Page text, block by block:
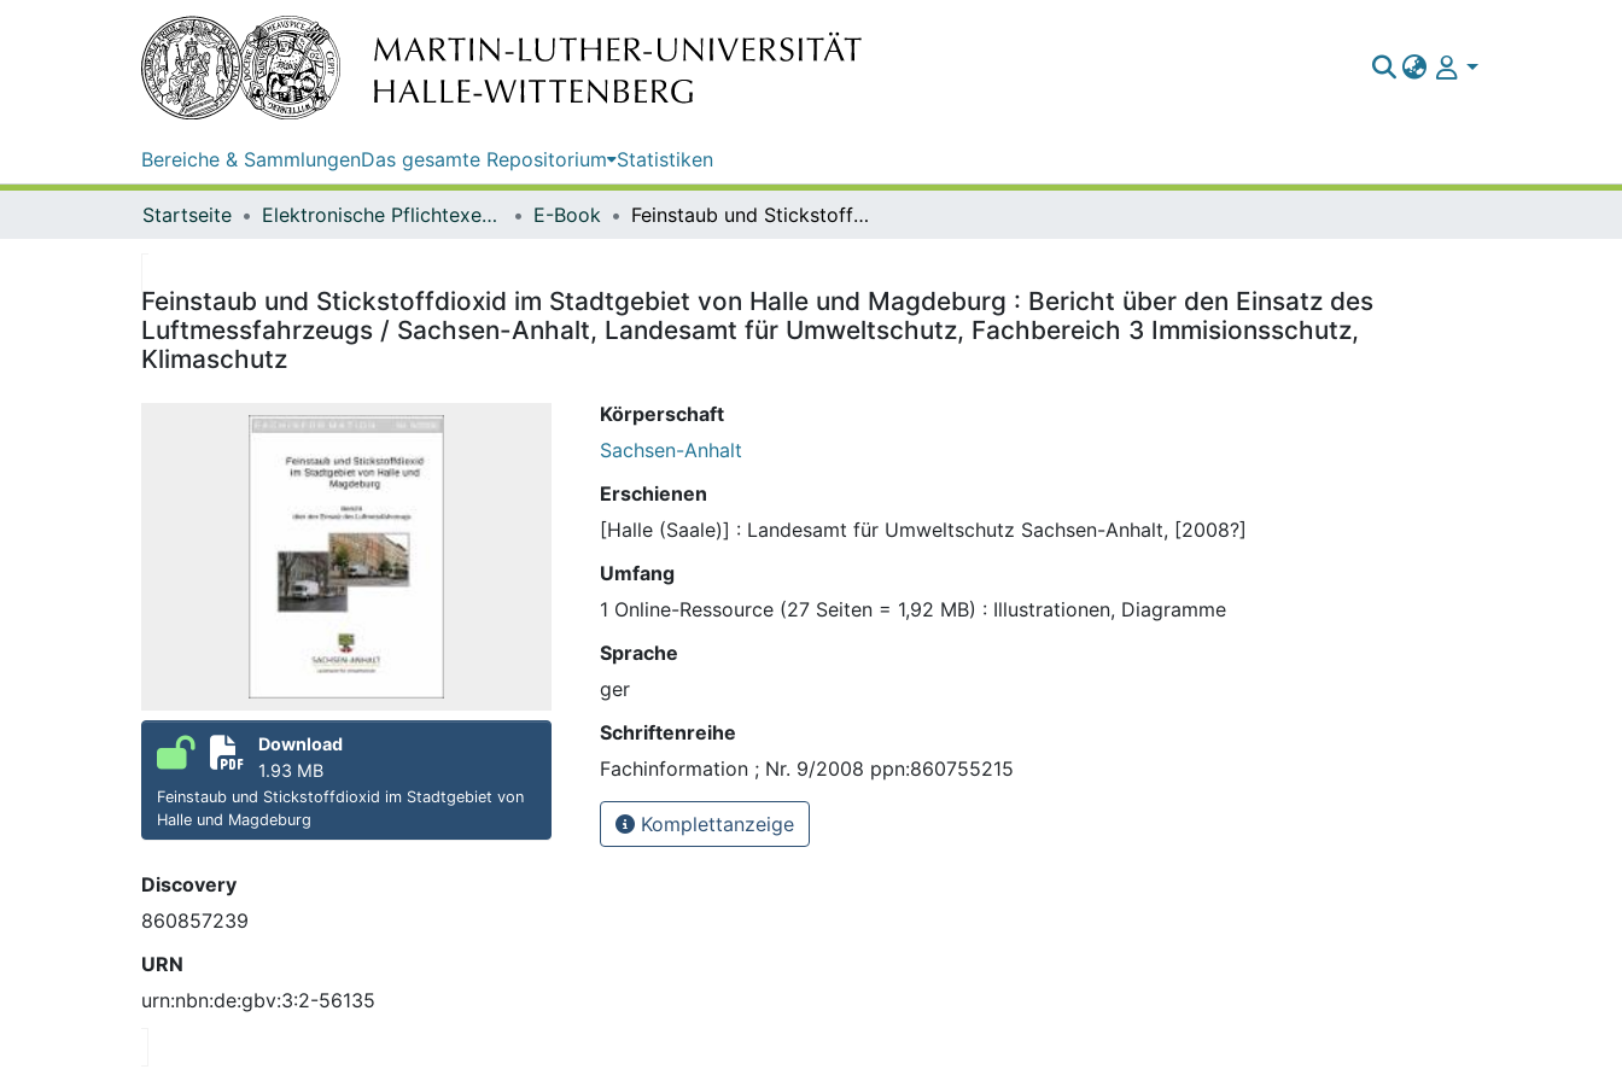
Bereiche & SammlungenDas gesamte Repositorium Statistiken
Startseite Elektronische Pflichtexemplare E-Book Feinstaub und Stickstoffdioxid im Stadtgebiet von Halle und Magdeburg : Bericht über den Einsatz des Luftmessfahrzeugs / Sachsen-Anhalt, Landesamt für Umweltschutz, Fachbereich 3 Immisionsschutz, Klimaschutz
Feinstaub und Stickstoffdioxid im Stadtgebiet von Halle und Magdeburg : Bericht über den Einsatz des
Luftmessfahrzeugs / Sachsen-Anhalt, Landesamt für Umweltschutz, Fachbereich 3 Immisionsschutz,
Klimaschutz
Download
1.93 MB
Feinstaub und Stickstoffdioxid im Stadtgebiet von
Halle und Magdeburg
Discovery
860857239
URN
urn:nbn:de:gbv:3:2-56135
Körperschaft
Sachsen-Anhalt
Erschienen
[Halle (Saale)] : Landesamt für Umweltschutz Sachsen-Anhalt, [2008?]
Umfang
1 Online-Ressource (27 Seiten = 1,92 MB) : Illustrationen, Diagramme
Sprache
ger
Schriftenreihe
Fachinformation ; Nr. 9/2008 ppn:860755215
Komplettanzeige